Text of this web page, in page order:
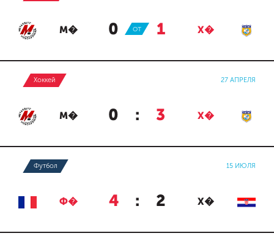
М� 0 : 1 Х�
ОТ
Хоккей 27 АПРЕЛЯ
М� 0 : 3 Х�
Футбол 15 ИЮЛЯ
Ф� 4 : 2 Х�